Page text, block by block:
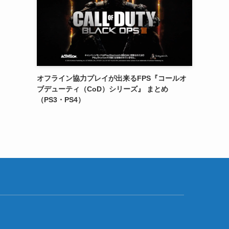
オフライン協力プレイが出来るFPS『コールオ
ブデューティ（CoD）シリーズ』 まとめ
（PS3・PS4）